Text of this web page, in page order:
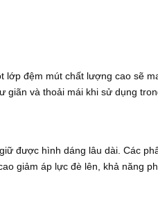
đệm mút chất lượng cao sẽ
và thoải mái khi sử dụng
được hình dáng lâu dài. Các
giảm áp lực đè lên, khả năng